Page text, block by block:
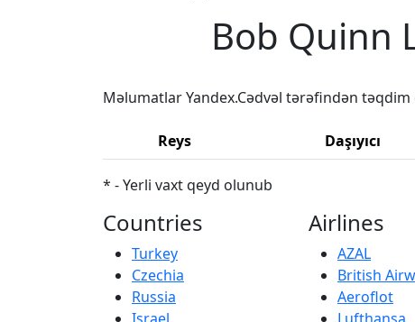
Bob Quinn
Məlumatlar Yandex.Cədvəl tərəfindən
Reys Daşıyıcı
* - Yerli vaxt qeyd olunub
Countries
Turkey
Czechia
Russia
Airlines
AZAL
British
Aeroflot